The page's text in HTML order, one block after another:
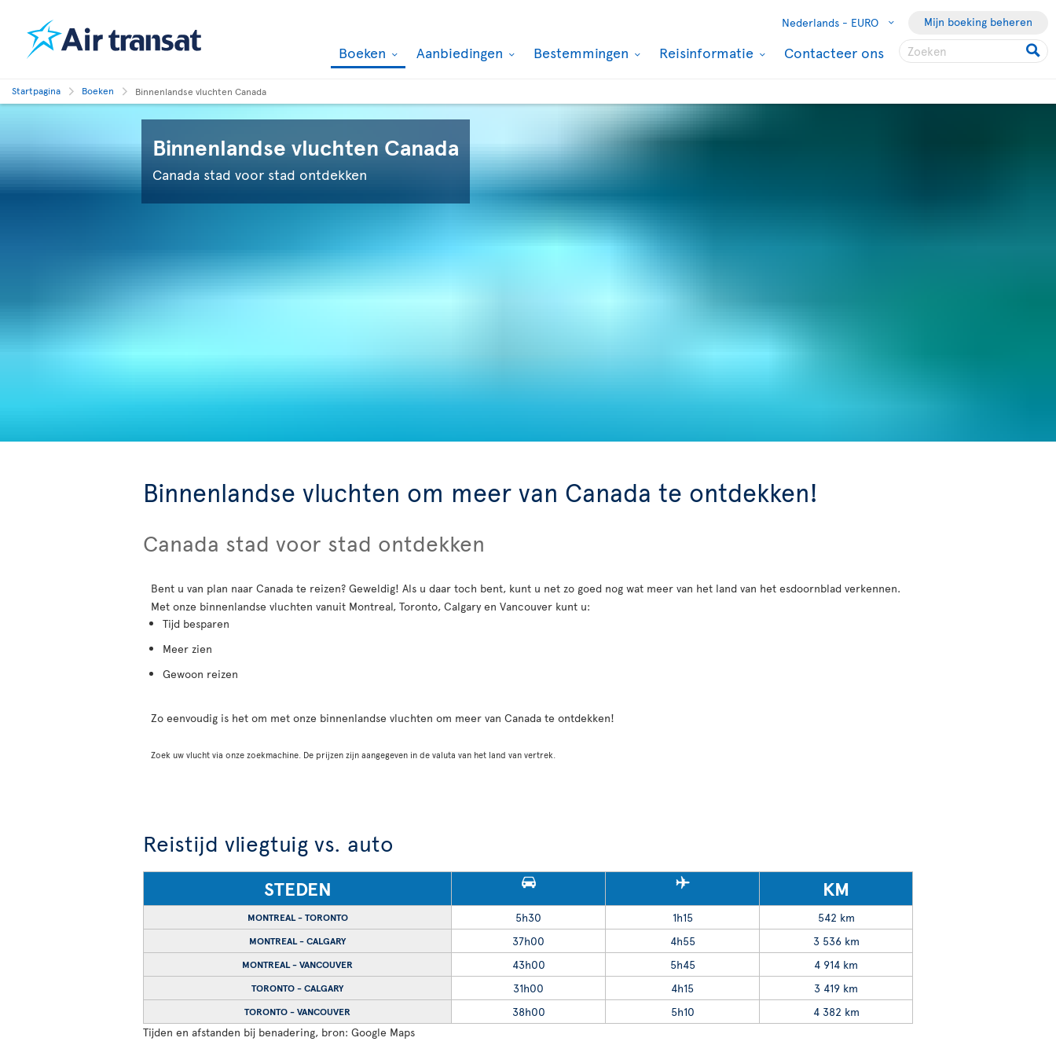
Nederlands - EURO Mijn boeking beheren
Boeken Aanbiedingen Bestemmingen Reisinformatie Contacteer ons
Startpagina Boeken Binnenlandse vluchten Canada
Binnenlandse vluchten Canada
Canada stad voor stad ontdekken
Binnenlandse vluchten om meer van Canada te ontdekken!
Canada stad voor stad ontdekken
Bent u van plan naar Canada te reizen? Geweldig! Als u daar toch bent, kunt u net zo goed nog wat meer van het land van het esdoornblad verkennen.
Met onze binnenlandse vluchten vanuit Montreal, Toronto, Calgary en Vancouver kunt u:
Tijd besparen
Meer zien
Gewoon reizen
Zo eenvoudig is het om met onze binnenlandse vluchten om meer van Canada te ontdekken!
Zoek uw vlucht via onze zoekmachine. De prijzen zijn aangegeven in de valuta van het land van vertrek.
Reistijd vliegtuig vs. auto
STEDEN KM
MONTREAL - TORONTO 5h30 1h15 542 km
MONTREAL - CALGARY 37h00 4h55 3 536 km
MONTREAL - VANCOUVER 43h00 5h45 4 914 km
TORONTO - CALGARY 31h00 4h15 3 419 km
TORONTO - VANCOUVER 38h00 5h10
4 382 km
Tijden en afstanden bij benadering, bron: Google Maps